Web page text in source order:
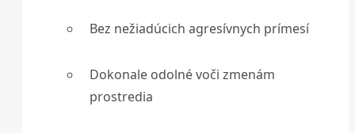
Bez nežiadúcich agresívnych prímesí
Dokonale odolné voči zmenám
prostredia